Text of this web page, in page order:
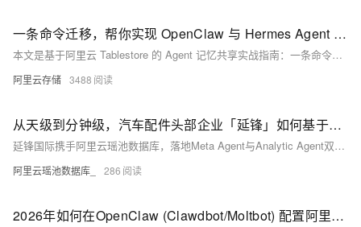
一条命令迁移，帮你实现 OpenClaw 与 Hermes Agent 记忆互通！
本文是基于阿里云 Tablestore 的 Agent 记忆共享实战指南：一条命令迁移 OpenClaw 记忆至 Hermes，通过统一 Tablestore 实例、应用 ID 与租户 ID，实现跨Agent（如龙虾与马）记忆自动互通、实时同步与语义检索，支持 CLI 管理与对话中直接调用，安全可靠，开箱即用。
阿里云存储 3488
从天级到分钟级，汽车配件头部企业「延锋」如何基于AI Agent实现数据管理效率跃迁？
延锋国际携手阿里云瑶池数据库，落地Meta Agent与Analytic Agent双智能体：前者实现全域数据资产自动盘点与语义检索，后者支持自然语言交互分析与异常预警。分析时效从一周缩短至2分钟，推动数据服务从被动响应迈向主动智能。
阿里云瑶池数据库_ 286
2026年如何在OpenClaw (Clawdbot/Moltbot) 配置阿里云百炼API指南